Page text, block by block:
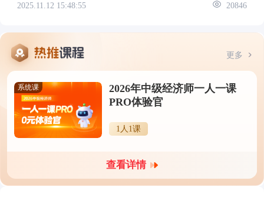
2025.11.12 15:48:55 20846
更多
系统课
2026年中级经济师一人一课
PRO体验官
1人1课
查看详情